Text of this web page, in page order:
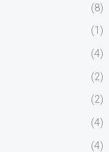
(8)
(1)
(4)
(2)
(2)
(4)
(4)